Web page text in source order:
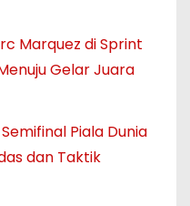
Marquez di Sprint
Gelar Juara
Piala Dunia
dan Taktik